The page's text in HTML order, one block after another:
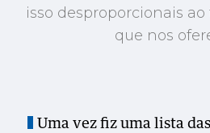
isso desproporcionais
que nos
Uma vez fiz uma lista